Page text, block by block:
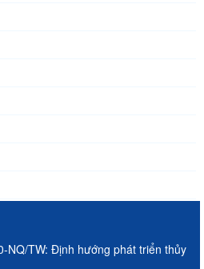
NQ/TW: Định hướng phát triển thủy